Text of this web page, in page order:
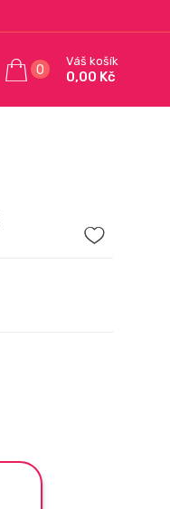
0
Váš košík
0,00 Kč